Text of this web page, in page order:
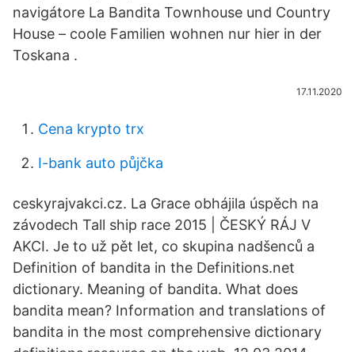
navigátore La Bandita Townhouse und Country
House – coole Familien wohnen nur hier in der
Toskana .
17.11.2020
Cena krypto trx
I-bank auto půjčka
ceskyrajvakci.cz. La Grace obhájila úspěch na
závodech Tall ship race 2015 | ČESKÝ RÁJ V
AKCI. Je to už pět let, co skupina nadšenců a
Definition of bandita in the Definitions.net
dictionary. Meaning of bandita. What does
bandita mean? Information and translations of
bandita in the most comprehensive dictionary